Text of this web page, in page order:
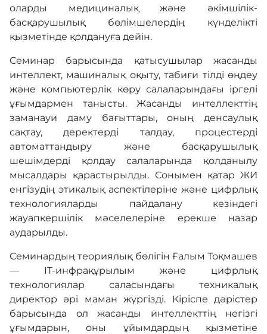
оларды медициналық және әкімшілік-
басқарушылық бөлімшелердің күнделікті
қызметінде қолдануға дейін.
Семинар барысында қатысушылар жасанды
интеллект, машиналық оқыту, табиғи тілді өңдеу
және компьютерлік көру салаларындағы іргелі
ұғымдармен танысты. Жасанды интеллекттің
заманауи даму бағыттары, оның денсаулық
сақтау, деректерді талдау, процестерді
автоматтандыру және басқарушылық
шешімдерді қолдау салаларында қолданылу
мысалдары қарастырылды. Сонымен қатар ЖИ
енгізудің этикалық аспектілеріне және цифрлық
технологияларды пайдалану кезіндегі
жауапкершілік мәселелеріне ерекше назар
аударылды.
Семинардың теориялық бөлігін Ғалым Тоқмашев
— IT-инфрақұрылым және цифрлық
технологиялар саласындағы техникалық
директор әрі маман жүргізді. Кіріспе дәрістер
барысында ол жасанды интеллекттің негізгі
ұғымдарын, оны ұйымдардың қызметіне